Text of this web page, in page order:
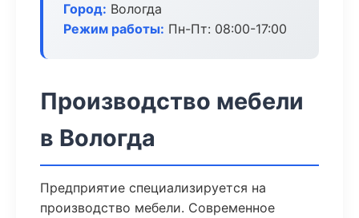
Город: Вологда
Режим работы: Пн-Пт: 08:00-17:00
Производство мебели
в Вологда
Предприятие специализируется на
производство мебели. Современное